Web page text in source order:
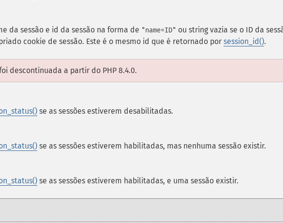
da sessão e id da sessão na forma de "name=ID" ou string vazia se o ID da
cookie de sessão. Este é o mesmo id que é retornado por session_id().
descontinuada a partir do PHP 8.4.0.
se as sessões estiverem desabilitadas.
se as sessões estiverem habilitadas, mas nenhuma sessão existir.
se as sessões estiverem habilitadas, e uma sessão existir.